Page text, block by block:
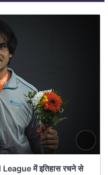
में इतिहास रचने से